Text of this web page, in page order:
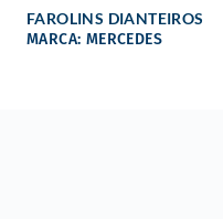
FAROLINS DIANTEIROS
MARCA: MERCEDES